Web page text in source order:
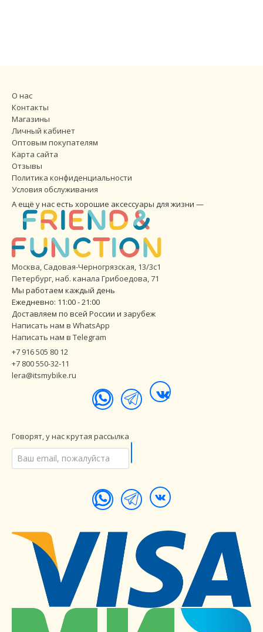
О нас
Контакты
Магазины
Личный кабинет
Оптовым покупателям
Карта сайта
Отзывы
Политика конфиденциальности
Условия обслуживания
А ещё у нас есть хорошие аксессуары для жизни —
Москва, Садовая-Черногрязская, 13/3с1
Петербург,наб. канала Грибоедова, 71
Мы работаем каждый день
Ежедневно: 11:00 - 21:00
Доставляем по всей России и зарубеж
Написать нам в WhatsApp
Написать нам в Telegram
+7 916 505 80 12
+7 800 550-32-11
lera@itsmybike.ru
Говорят, у нас крутая рассылка